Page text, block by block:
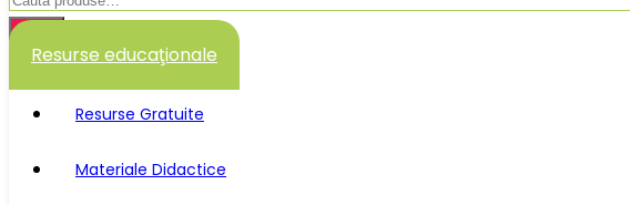
Caută
Resurse educaţionale
Resurse Gratuite
Materiale Didactice